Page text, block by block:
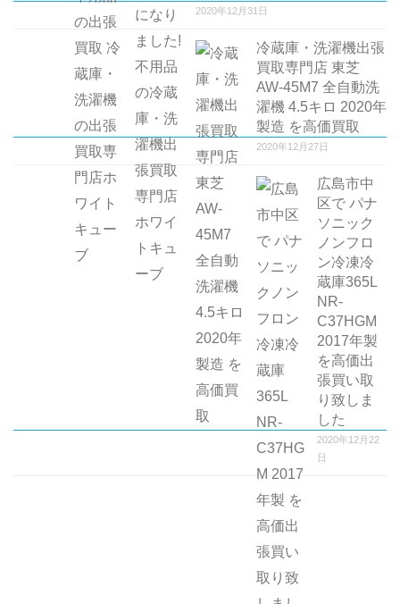
2020年12月31日
冷蔵庫・洗濯機出張
買取専門店 東芝
AW-45M7 全自動洗
濯機 4.5キロ 2020年
製造 を高価買取
2020年12月27日
広島市中
区で パナ
ソニック
ノンフロ
ン冷凍冷
蔵庫365L
NR-
C37HGM
2017年製
を高価出
張買い取
り致しま
した
2020年12月22
日